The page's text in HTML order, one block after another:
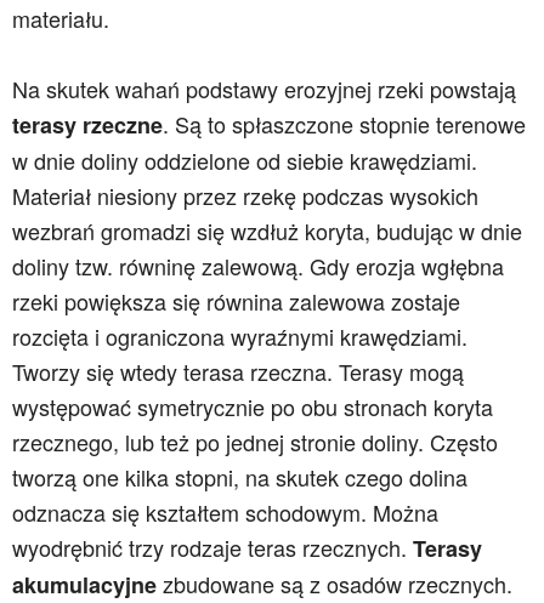
materiału.
Na skutek wahań podstawy erozyjnej rzeki powstają
terasy rzeczne. Są to spłaszczone stopnie terenowe
w dnie doliny oddzielone od siebie krawędziami.
Materiał niesiony przez rzekę podczas wysokich
wezbrań gromadzi się wzdłuż koryta, budując w dnie
doliny tzw. równinę zalewową. Gdy erozja wgłębna
rzeki powiększa się równina zalewowa zostaje
rozcięta i ograniczona wyraźnymi krawędziami.
Tworzy się wtedy terasa rzeczna. Terasy mogą
występować symetrycznie po obu stronach koryta
rzecznego, lub też po jednej stronie doliny. Często
tworzą one kilka stopni, na skutek czego dolina
odznacza się kształtem schodowym. Można
wyodrębnić trzy rodzaje teras rzecznych. Terasy
akumulacyjnezbudowane są z osadów rzecznych.